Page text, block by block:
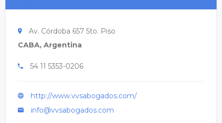
Av. Córdoba 657 5to. Piso
CABA, Argentina
54 11 5353-0206
http://www.vvsabogados.com/
info@vvsabogados.com